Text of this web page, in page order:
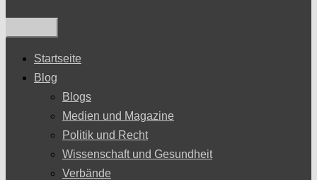
Startseite
Blog
Blogs
Medien und Magazine
Politik und Recht
Wissenschaft und Gesundheit
Verbände